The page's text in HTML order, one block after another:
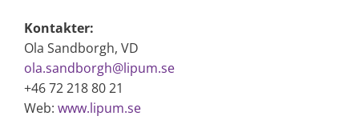
Kontakter:
Ola Sandborgh, VD
ola.sandborgh@lipum.se
+46 72 218 80 21
Web: www.lipum.se